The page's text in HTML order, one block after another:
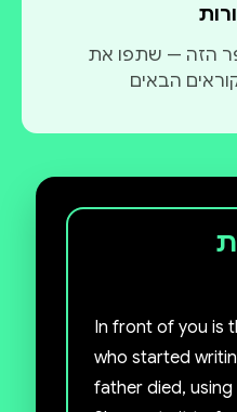
הזה — שתפו את
הבאים
In front of you is
who started
father died,